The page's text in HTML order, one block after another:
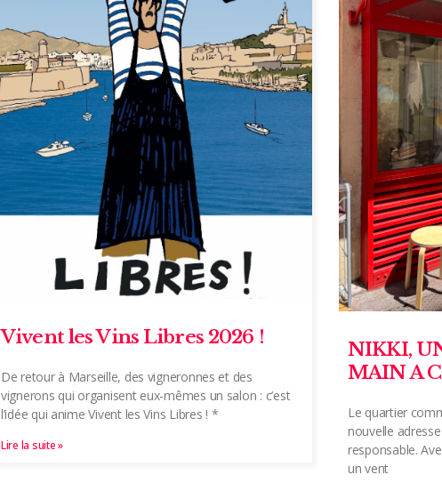
Vivent les Vins Libres 2026 !
De retour à Marseille, des vigneronnes et des
vignerons qui organisent eux-mêmes un salon : c’est
l’idée qui anime Vivent les Vins Libres ! *
Lire la suite »
NIKKI,
MAIN A
Le quartier
nouvelle
responsable.
un vent